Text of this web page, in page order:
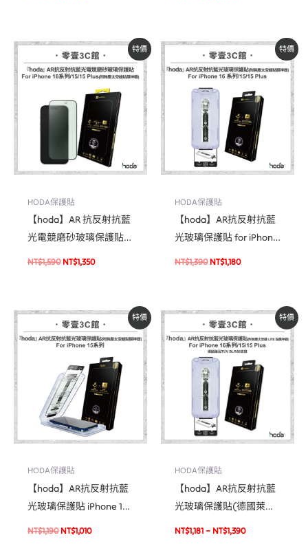
特價
HODA保護貼
【hoda】AR 抗反射抗藍
光電競磨砂玻璃保護貼
For iPhone 16 系列 / 15 /
BLR60認證)
NT$1,590
原
始
價
格：
NT$1,590。
NT$1,350
目
前
價
格：
NT$1,350。
特價
HODA保護貼
【hoda】AR抗反射抗藍
光玻璃保護貼 for iPhone
16 系列 / 15 / 15 Plus(附
玻璃貼
NT$1,390
原
始
價
格：
NT$1,390。
NT$1,180
目
前
價
格：
NT$1,180。
特價
HODA保護貼
【hoda】AR抗反射抗藍
光玻璃保護貼 iPhone 15
系列 附無塵太空艙貼膜
NT$1,190
原
始
價
格：
NT$1,010
目
前
價
格：
NT$1,010。
特價
HODA保護貼
【hoda】AR抗反射抗藍
光玻璃保護貼(德國萊因
TÜV BLR60認證) for
NT$1,181 – NT$1,390
價
格
範
圍：
NT$1,181
到
NT$1,390